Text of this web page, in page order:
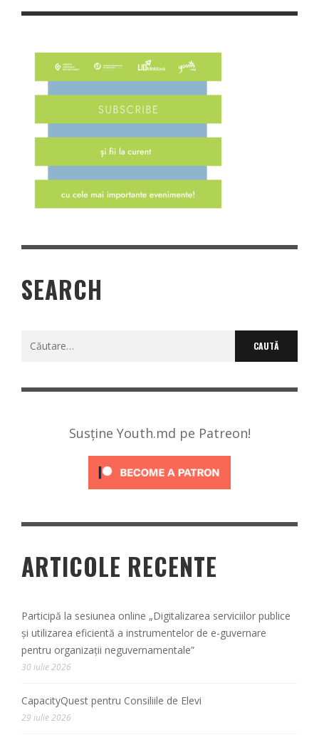
SEARCH
Caută
Susține Youth.md pe Patreon!
ARTICOLE RECENTE
Participă la sesiunea online „Digitalizarea serviciilor publice
și utilizarea eficientă a instrumentelor de e-guvernare
pentru organizații neguvernamentale”
30 iulie 2026
CapacityQuest pentru Consiliile de Elevi
29 iulie 2026